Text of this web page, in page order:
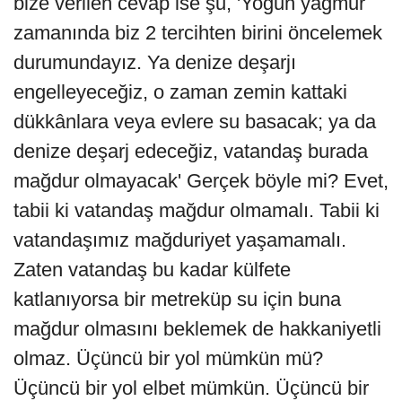
zamanında biz 2 tercihten birini öncelemek
durumundayız. Ya denize deşarjı
engelleyeceğiz, o zaman zemin kattaki
dükkânlara veya evlere su basacak; ya da
denize deşarj edeceğiz, vatandaş burada
mağdur olmayacak' Gerçek böyle mi? Evet,
tabii ki vatandaş mağdur olmamalı. Tabii ki
vatandaşımız mağduriyet yaşamamalı.
Zaten vatandaş bu kadar külfete
katlanıyorsa bir metreküp su için buna
mağdur olmasını beklemek de hakkaniyetli
olmaz. Üçüncü bir yol mümkün mü?
Üçüncü bir yol elbet mümkün. Üçüncü bir